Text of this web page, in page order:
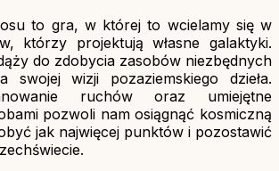
to gra, w której to wcielamy się w
którzy projektują własne galaktyki.
do zdobycia zasobów niezbędnych
swojej wizji pozaziemskiego dzieła.
ruchów oraz umiejętne
pozwoli nam osiągnąć kosmiczną
jak najwięcej punktów i pozostawić